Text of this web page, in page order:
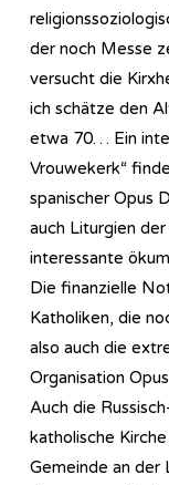
der noch Messe
versucht die
ich schätze den
etwa 70… Ein
Vrouwekerk“
spanischer Opus
auch Liturgien
interessante
Die finanzielle
Katholiken, die
also auch die
Organisation
Auch die
katholische
Gemeinde an der